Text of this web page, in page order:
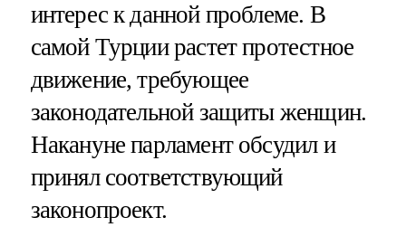
интерес к данной проблеме. В
самой Турции растет протестное
движение, требующее
законодательной защиты женщин.
Накануне парламент обсудил и
принял соответствующий
законопроект.